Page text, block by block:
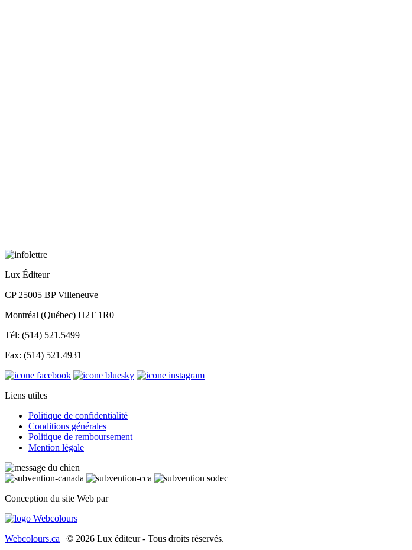
Lux Éditeur
CP 25005 BP Villeneuve
Montréal (Québec) H2T 1R0
Tél: (514) 521.5499
Fax: (514) 521.4931
Liens utiles
Politique de confidentialité
Conditions générales
Politique de remboursement
Mention légale
Conception du site Web par
Webcolours.ca | © 2026 Lux éditeur - Tous droits réservés.